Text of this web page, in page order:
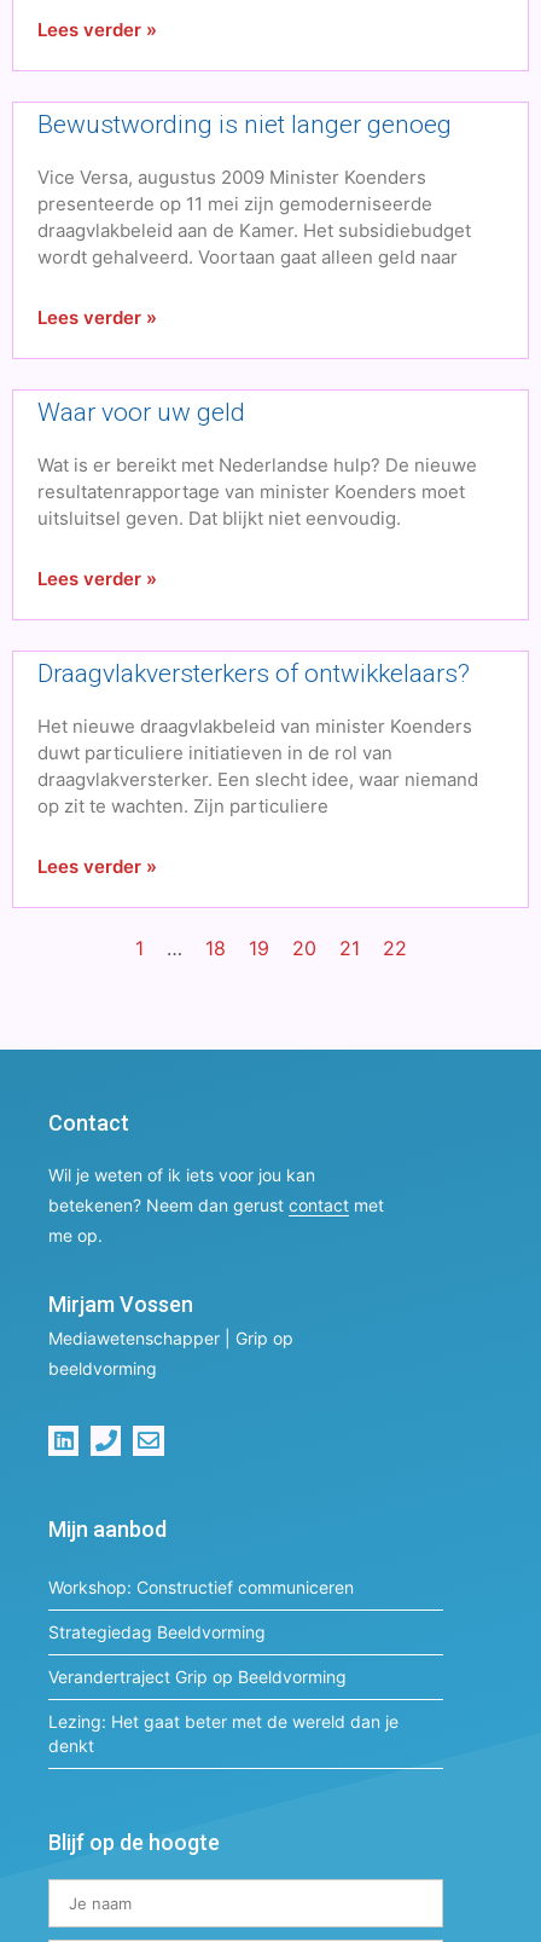
Lees verder »
Bewustwording is niet langer genoeg
Vice Versa, augustus 2009 Minister Koenders
presenteerde op 11 mei zijn gemoderniseerde
draagvlakbeleid aan de Kamer. Het subsidiebudget
wordt gehalveerd. Voortaan gaat alleen geld naar
Lees verder »
Waar voor uw geld
Wat is er bereikt met Nederlandse hulp? De nieuwe
resultatenrapportage van minister Koenders moet
uitsluitsel geven. Dat blijkt niet eenvoudig.
Lees verder »
Draagvlakversterkers of ontwikkelaars?
Het nieuwe draagvlakbeleid van minister Koenders
duwt particuliere initiatieven in de rol van
draagvlakversterker. Een slecht idee, waar niemand
op zit te wachten. Zijn particuliere
Lees verder »
1 … 18 19 20 21 22
Contact
Wil je weten of ik iets voor jou kan
betekenen? Neem dan gerust contact met
me op.
Mirjam Vossen
Mediawetenschapper | Grip op
beeldvorming
Mijn aanbod
Workshop: Constructief communiceren
Strategiedag Beeldvorming
Verandertraject Grip op Beeldvorming
Lezing: Het gaat beter met de wereld dan je
denkt
Blijf op de hoogte